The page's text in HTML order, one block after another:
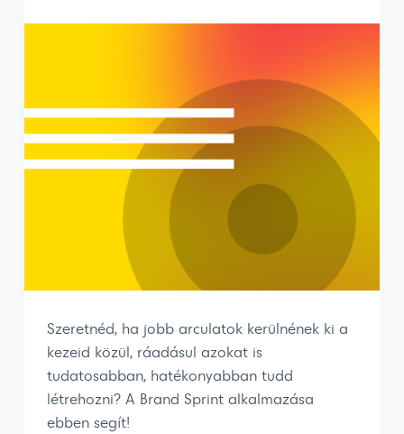
Szeretnéd, ha jobb arculatok kerülnének ki a
kezeid közül, ráadásul azokat is
tudatosabban, hatékonyabban tudd
létrehozni? A Brand Sprint alkalmazása
ebben segít!